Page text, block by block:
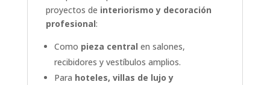
proyectos de interiorismo y decoración
profesional:
Como pieza central en salones,
recibidores y vestíbulos amplios.
Para hoteles, villas de lujo y